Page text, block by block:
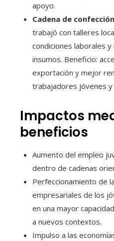
apoyo.
Cadena de
trabajó con talleres
condiciones laborales
insumos. Beneficio:
exportación y mejor
trabajadores jóvenes
Impactos
beneficios
Aumento del empleo
dentro de cadenas
Perfeccionamiento de
empresariales de los
en una mayor
a nuevos contextos.
Impulso a las